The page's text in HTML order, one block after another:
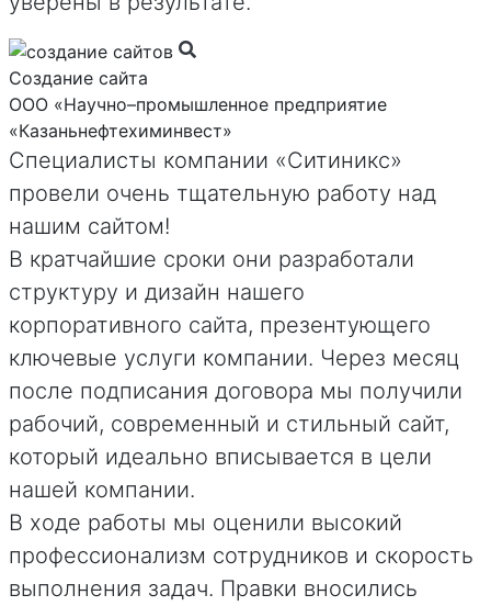
Создание сайта
ООО «Научно–промышленное предприятие
«Казаньнефтехиминвест»
Специалисты компании «Ситиникс»
провели очень тщательную работу над
нашим сайтом!
В кратчайшие сроки они разработали
структуру и дизайн нашего
корпоративного сайта, презентующего
ключевые услуги компании. Через месяц
после подписания договора мы получили
рабочий, современный и стильный сайт,
который идеально вписывается в цели
нашей компании.
В ходе работы мы оценили высокий
профессионализм сотрудников и скорость
выполнения задач. Правки вносились